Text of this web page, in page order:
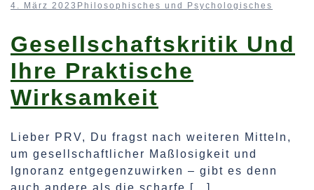
4. März 2023 Philosophisches und Psychologisches
Gesellschaftskritik Und
Ihre Praktische
Wirksamkeit
Lieber PRV, Du fragst nach weiteren Mitteln,
um gesellschaftlicher Maßlosigkeit und
Ignoranz entgegenzuwirken – gibt es denn